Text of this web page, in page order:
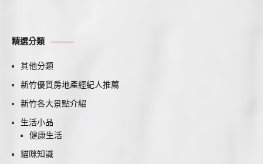
精選分類
其他分類
新竹優質房地產經紀人推薦
新竹各大景點介紹
生活小品
健康生活
貓咪知識